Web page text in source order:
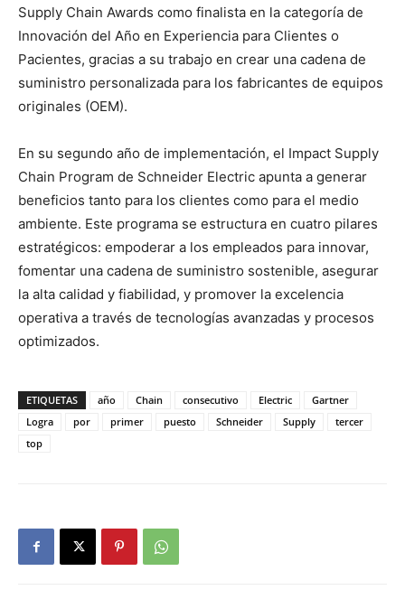
Supply Chain Awards como finalista en la categoría de
Innovación del Año en Experiencia para Clientes o
Pacientes, gracias a su trabajo en crear una cadena de
suministro personalizada para los fabricantes de equipos
originales (OEM).
En su segundo año de implementación, el Impact Supply
Chain Program de Schneider Electric apunta a generar
beneficios tanto para los clientes como para el medio
ambiente. Este programa se estructura en cuatro pilares
estratégicos: empoderar a los empleados para innovar,
fomentar una cadena de suministro sostenible, asegurar
la alta calidad y fiabilidad, y promover la excelencia
operativa a través de tecnologías avanzadas y procesos
optimizados.
ETIQUETAS año Chain consecutivo Electric
Gartner
Logra
por primer puesto Schneider Supply
tercer
top